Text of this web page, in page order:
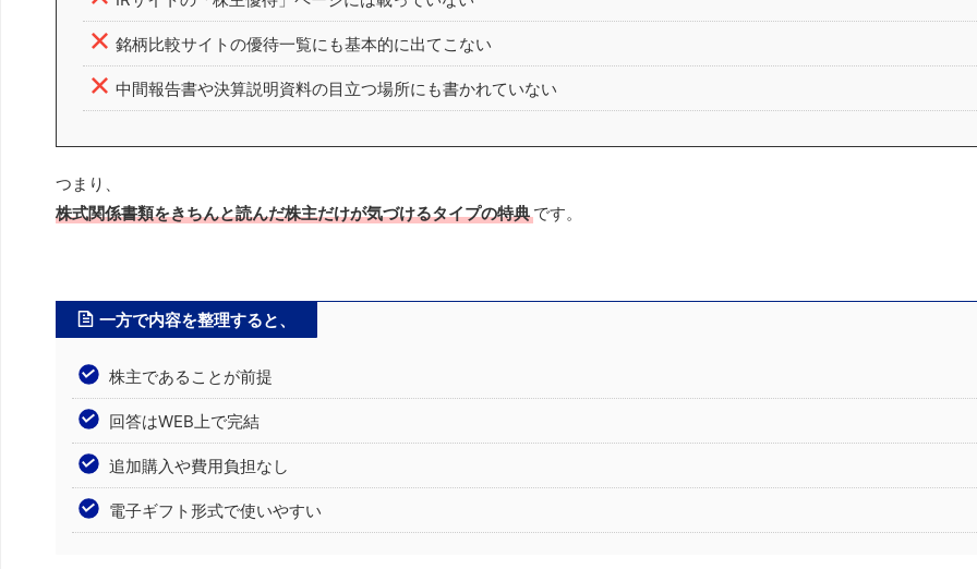
銘柄比較サイトの優待一覧にも基本的に出てこない
中間報告書や決算説明資料の目立つ場所にも書かれていない
つまり、
株式関係書類をきちんと読んだ株主だけが気づけるタイプの特典 です。
一方で内容を整理すると、
株主であることが前提
回答はWEB上で完結
追加購入や費用負担なし
電子ギフト形式で使いやすい